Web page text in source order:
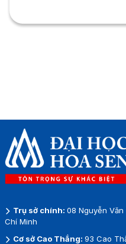
Trụ sở chính: 08 Nguyễn
Chí Minh
Cơ sở Cao Thắng: 93 Cao